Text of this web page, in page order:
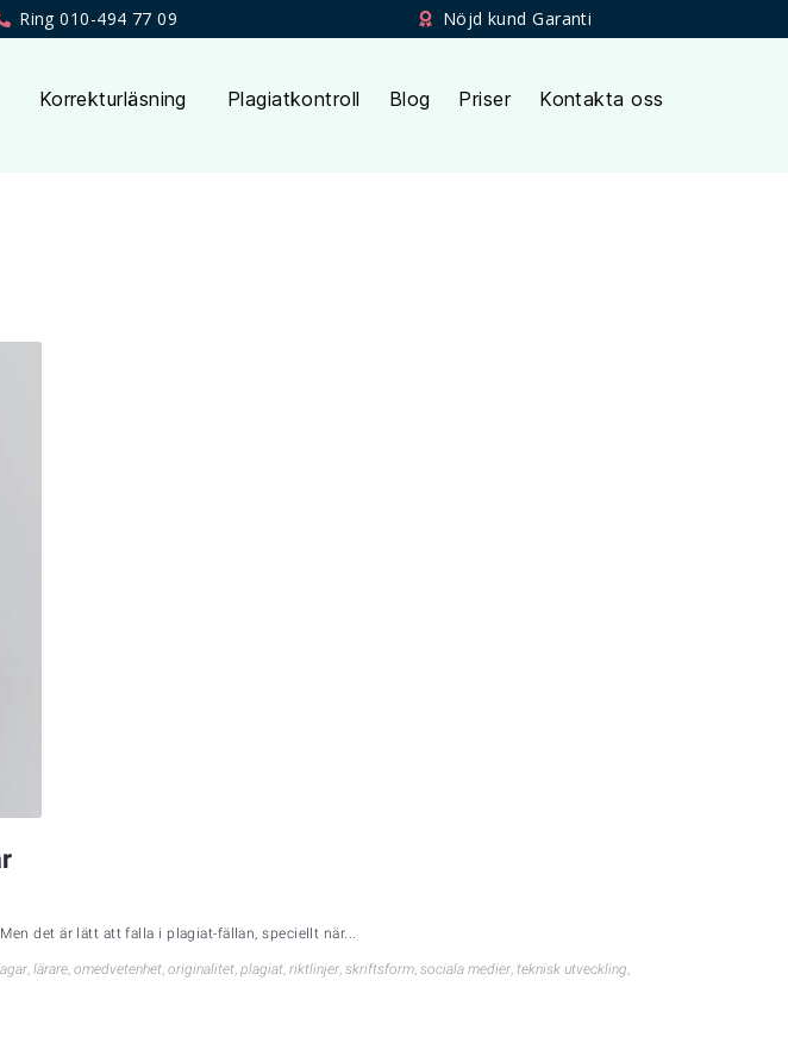
Ring 010-494 77 09 Nöjd kund Garanti
Korrekturläsning Plagiatkontroll Blog Priser Kontakta oss
det är lätt att falla i plagiat-fällan, speciellt när...
, lärare, omedvetenhet, originalitet, plagiat, riktlinjer, skriftsform, sociala medier, teknisk utveckling,